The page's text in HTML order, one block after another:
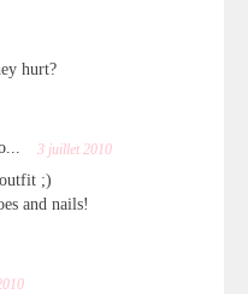
hurt?
3 juillet 2010
;)
and nails!